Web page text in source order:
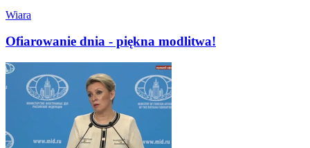
Wiara
Ofiarowanie dnia - piękna modlitwa!